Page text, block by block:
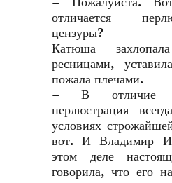
отличается
цензуры?
Катюша
ресницами,
пожала плечами.
– В отличие
перлюстрация
условиях
вот. И Владимир
этом деле
говорила, что его